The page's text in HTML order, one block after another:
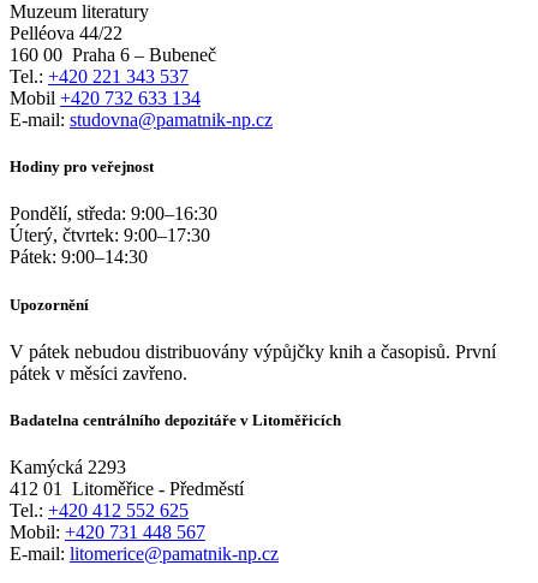
Muzeum literatury
Pelléova 44/22
160 00 Praha 6 – Bubeneč
Tel.: +420 221 343 537
Mobil +420 732 633 134
E-mail: studovna@pamatnik-np.cz
Hodiny pro veřejnost
Pondělí, středa: 9:00–16:30
Úterý, čtvrtek: 9:00–17:30
Pátek: 9:00–14:30
Upozornění
V pátek nebudou distribuovány výpůjčky knih a časopisů. První
pátek v měsíci zavřeno.
Badatelna centrálního depozitáře v Litoměřicích
Kamýcká 2293
412 01
Litoměřice - Předměstí
Tel.: +420 412 552 625
Mobil: +420 731 448 567
E-mail: litomerice@pamatnik-np.cz